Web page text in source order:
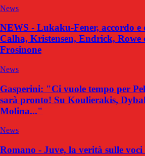
News
NEWS - Lukaku-Fener, accordo
Calha, Kristensen, Endrick, Rowe
Frosinone
News
Gasperini: "Ci vuole tempo per
sarà pronto! Su Koulierakis,
Molina..."
News
Romano - Juve, la verità sulle